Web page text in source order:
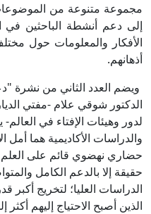
مجموعة متنوعة من الموضوعات
إلى دعم أنشطة الباحثين في
الأفكار والمعلومات حول
أذهانهم.
ويضم العدد الثاني من نشرة
الدكتور شوقي علام -مفتي
لدور وهيئات الإفتاء في
والدراسات الأكاديمية هما
حضاري نهضوي قائم على العلم
حقيقة إلا بالدعم الكامل
الدراسات العليا؛ لتخريج أكبر
الذين أصبح الاحتياج إليهم